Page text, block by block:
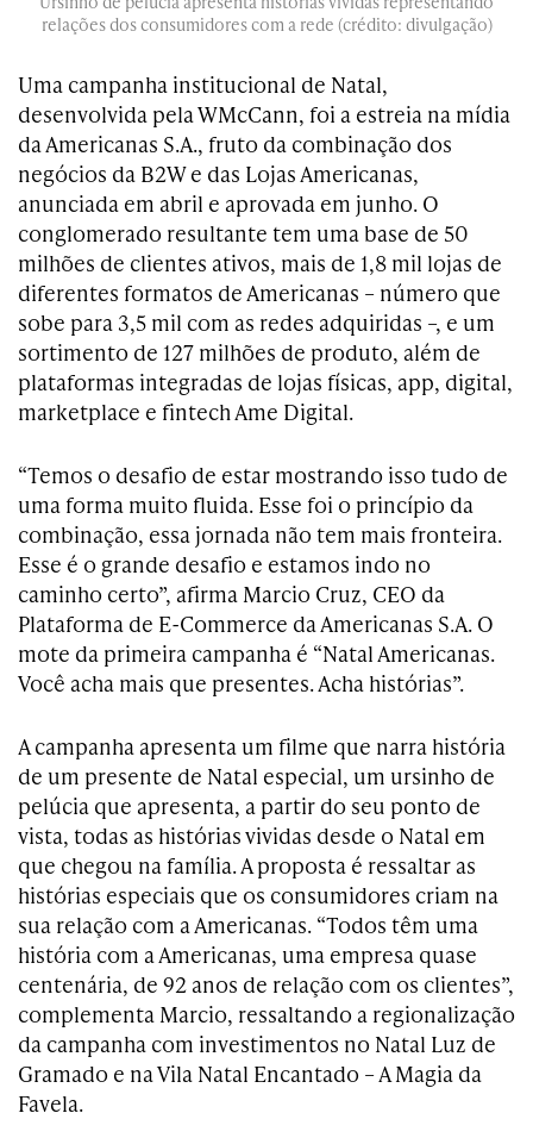
relações dos consumidores com a rede (crédito: divulgação)
Uma campanha institucional de Natal,
desenvolvida pela WMcCann, foi a estreia na mídia
da Americanas S.A., fruto da combinação dos
negócios da B2W e das Lojas Americanas,
anunciada em abril e aprovada em junho. O
conglomerado resultante tem uma base de 50
milhões de clientes ativos, mais de 1,8 mil lojas de
diferentes formatos de Americanas – número que
sobe para 3,5 mil com as redes adquiridas –, e um
sortimento de 127 milhões de produto, além de
plataformas integradas de lojas físicas, app, digital,
marketplace e fintech Ame Digital.
“Temos o desafio de estar mostrando isso tudo de
uma forma muito fluida. Esse foi o princípio da
combinação, essa jornada não tem mais fronteira.
Esse é o grande desafio e estamos indo no
caminho certo”, afirma Marcio Cruz, CEO da
Plataforma de E-Commerce da Americanas S.A. O
mote da primeira campanha é “Natal Americanas.
Você acha mais que presentes. Acha histórias”.
A campanha apresenta um filme que narra história
de um presente de Natal especial, um ursinho de
pelúcia que apresenta, a partir do seu ponto de
vista, todas as histórias vividas desde o Natal em
que chegou na família. A proposta é ressaltar as
histórias especiais que os consumidores criam na
sua relação com a Americanas. “Todos têm uma
história com a Americanas, uma empresa quase
centenária, de 92 anos de relação com os clientes”,
complementa Marcio, ressaltando a regionalização
da campanha com investimentos no Natal Luz de
Gramado e na Vila Natal Encantado – A Magia da
Favela.